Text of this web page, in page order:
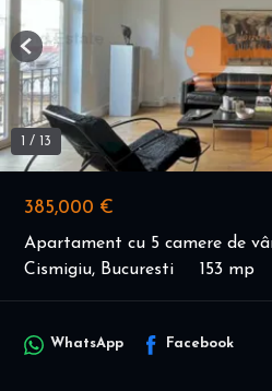
385,000 €
Apartament cu 5 camere de
Cismigiu, Bucuresti
153 mp
/ 13
Previous
WhatsApp Facebook